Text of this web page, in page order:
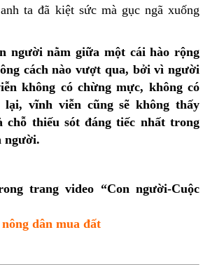
ta đã kiệt sức mà gục ngã xuống
người nằm giữa một cái hào rộng
cách nào vượt qua, bởi vì người
không có chừng mực, không có
vĩnh viễn cũng sẽ không thấy
chỗ thiếu sót đáng tiếc nhất trong
người.
trang video “Con người-Cuộc
dân mua đất